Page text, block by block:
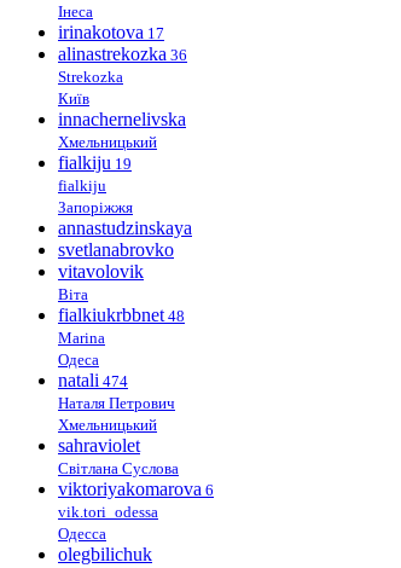
Інеса
irinakotova 17
alinastrekozka 36
Strekozka
Київ
innachernelivska
Хмельницький
fialkiju 19
fialkiju
Запоріжжя
annastudzinskaya
svetlanabrovko
vitavolovik
Віта
fialkiukrbbnet 48
Marina
Одеса
natali 474
Наталя Петрович
Хмельницький
sahraviolet
Світлана Суслова
viktoriyakomarova 6
vik.tori_odessa
Одесса
olegbilichuk